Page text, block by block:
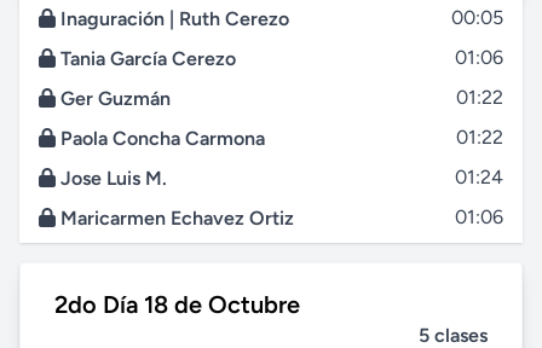
Inaguración | Ruth Cerezo
00:05
Tania García Cerezo
01:06
Ger Guzmán
01:22
Paola Concha Carmona
01:22
Jose Luis M.
01:24
Maricarmen Echavez Ortiz
01:06
2do Día 18 de Octubre
5 clases